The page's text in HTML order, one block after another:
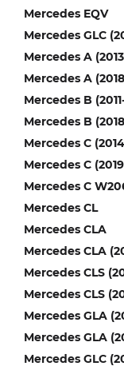
Mercedes EQV
Mercedes GLC
Mercedes A
Mercedes A
Mercedes B
Mercedes B
Mercedes C
Mercedes C
Mercedes C
Mercedes CL
Mercedes CLA
Mercedes CLA
Mercedes CLS
Mercedes CLS
Mercedes GLA
Mercedes GLA
Mercedes GLC